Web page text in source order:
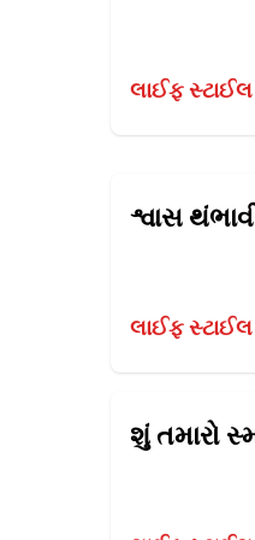
લાઈફ સ્ટાઈલ
લાઈફ સ્ટાઈલ